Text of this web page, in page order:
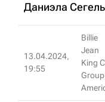
Даниэла Сегель
13.04.2024,
19:55
Billie
Jean
King